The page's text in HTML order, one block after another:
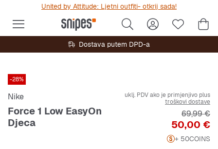
United by Attitude: Ljetni outfiti- otkrij sada!
Dostava putem DPD-a
-28%
Nike
Force 1 Low EasyOn
Djeca
uklj. PDV ako je primjenjivo plus
troškovi dostave
Cijena
50,00 €
69,99 €
+ 50COINS